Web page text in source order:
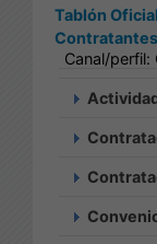
Tablón
Contratantes
Canal/perfil: